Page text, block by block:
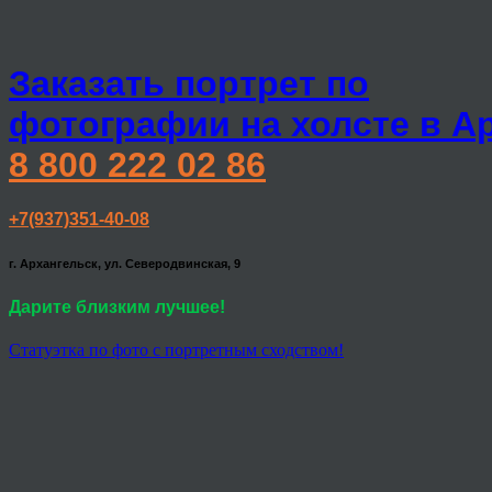
Заказать портрет по
фотографии на холсте в
8 800 222 02 86
+7(937)351-40-08
г. Архангельск, ул. Северодвинская, 9
Дарите близким лучшее!
Статуэтка по фото с портретным сходством!